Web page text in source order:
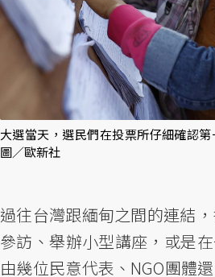
大選當天，選民們在投票所仔細確認
圖／歐新社
過往台灣跟緬甸之間的連結
參訪、舉辦小型講座，或是
由幾位民意代表、NGO團體